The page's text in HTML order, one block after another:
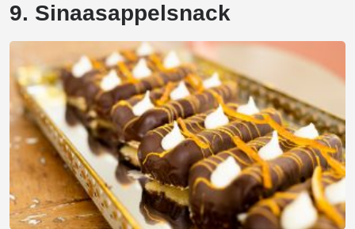
9. Sinaasappelsnack